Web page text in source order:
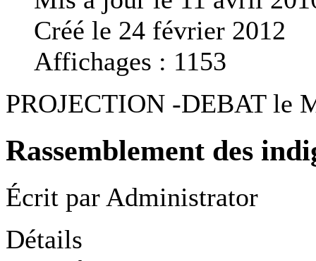
Créé le 24 février 2012
Affichages : 1153
PROJECTION -DEBAT le
Rassemblement des
Écrit par Administrator
Détails